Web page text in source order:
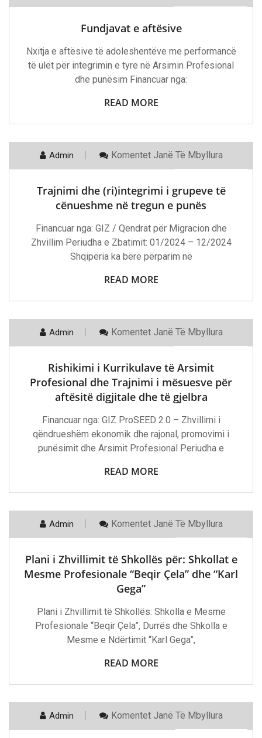
E
Fundjavat e aftësive
Nxitja e aftësive të adoleshentëve me performancë
të ulët për integrimin e tyre në Arsimin Profesional
dhe punësim Financuar nga:
READ MORE
7 Mars, 2024
Admin Komentet Te
Dhe
I
Grupeve
Të
Në
Tregun
E
Punës
Janë Të Mbyllura
Trajnimi dhe (ri)integrimi i grupeve të
cënueshme në tregun e punës
Financuar nga: GIZ / Qendrat për Migracion dhe
Zhvillim Periudha e Zbatimit: 01/2024 – 12/2024
Shqipëria ka bërë përparim në
READ MORE
7 Mars, 2024
Admin Komentet Te
I
Të
Arsimit
Profesional
Dhe
Trajnimi
I
Mësuesve
Për
Aftësitë
Digjitale
Të
Janë Të Mbyllura
Rishikimi i Kurrikulave të Arsimit
Profesional dhe Trajnimi i mësuesve për
aftësitë digjitale dhe të gjelbra
Financuar nga: GIZ ProSEED 2.0 – Zhvillimi i
qëndrueshëm ekonomik dhe rajonal, promovimi i
punësimit dhe Arsimit Profesional Periudha e
READ MORE
21 Maj, 2023
Admin Komentet Te
I
Të
Shkollës
Për:
Mesme
Profesionale
“Beqir
Çela”
Dhe
Gega”
Janë Të Mbyllura
Plani i Zhvillimit të Shkollës për: Shkollat e
Mesme Profesionale “Beqir Çela” dhe “Karl
Gega”
Plani i Zhvillimit të Shkollës: Shkolla e Mesme
Profesionale “Beqir Çela”, Durrës dhe Shkolla e
Mesme e Ndërtimit “Karl Gega”,
READ MORE
21 Maj, 2023
Admin Komentet Te
I
Janë Të Mbyllura